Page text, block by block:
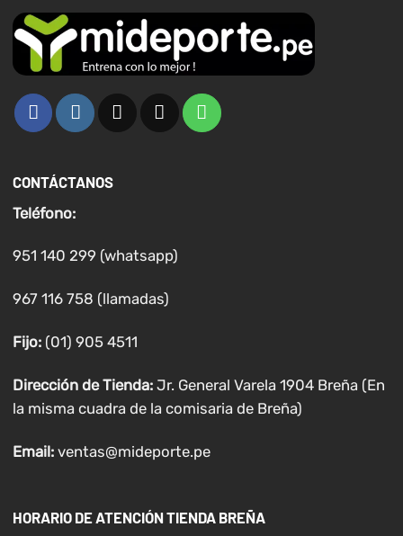
CONTÁCTANOS
Teléfono:
951 140 299 (whatsapp)
967 116 758 (llamadas)
Fijo:(01) 905 4511
Dirección de Tienda: Jr. General Varela 1904 Breña (En
la misma cuadra de la comisaria de Breña)
Email: ventas@mideporte.pe
HORARIO DE ATENCIÓN TIENDA BREÑA